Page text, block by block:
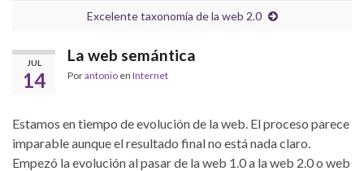
Excelente taxonomía de la web 2.0
JUL
14
La web semántica
Porantonio en Internet
Estamos en tiempo de evolución de la web. El proceso parece
imparable aunque el resultado final no está nada claro.
Empezó la evolución al pasar de la web 1.0 a la web 2.0 o web